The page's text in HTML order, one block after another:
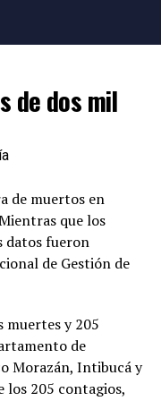
de dos mil
de muertos en
que los
datos fueron
de Gestión de
muertes y 205
de
Morazán, Intibucá y
los 205 contagios,